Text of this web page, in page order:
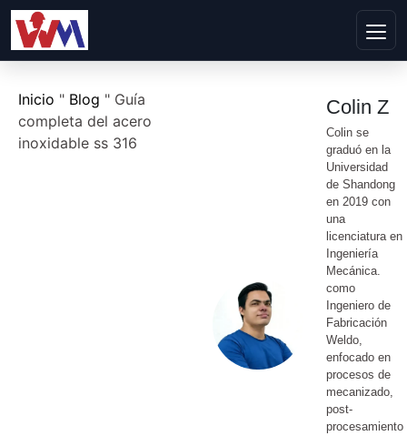
Inicio " Blog " Guía
completa del acero
inoxidable ss 316
Colin Z
Colin se
graduó en la
Universidad
de Shandong
en 2019 con
una
licenciatura en
Ingeniería
Mecánica.
como
Ingeniero de
Fabricación
Weldo,
enfocado en
procesos de
mecanizado,
post-
procesamiento